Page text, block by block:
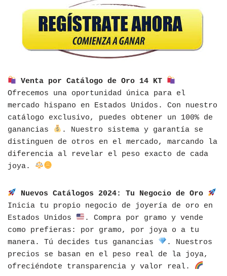
Venta por Catálogo de Oro 14 KT
Ofrecemos una oportunidad única para el
mercado hispano en Estados Unidos. Con nuestro
catálogo exclusivo, puedes obtener un 100% de
ganancias
. Nuestro sistema y garantía se
distinguen de otros en el mercado, marcando la
diferencia al revelar el peso exacto de cada
joya.
Nuevos Catálogos 2024: Tu Negocio de Oro
Inicia tu propio negocio de joyería de oro en
Estados Unidos
. Compra por gramo y vende
como prefieras: por gramo, por joya o a tu
manera. Tú decides tus ganancias
. Nuestros
precios se basan en el peso real de la joya,
ofreciéndote transparencia y valor real.